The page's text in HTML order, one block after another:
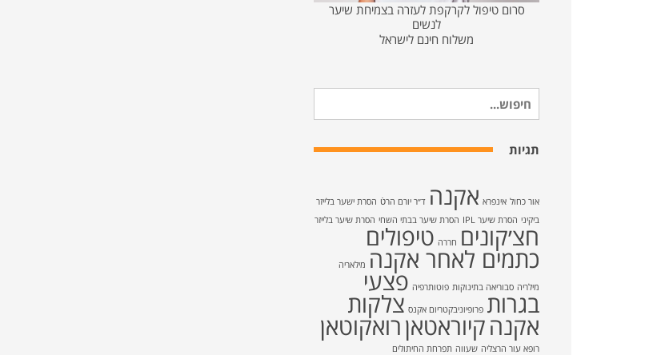
סרום טיפול לקרקפת לעזרה בצמיחת שיער
לנשים
משלוח חינם לישראל
עבור:
תגיות
אור כחול אינפרא אקנה ד״ר יורם הרטֿ הסרת ישער בלייזר
ביקיני הסרת שיער IPL הסרת שיער בבתי השחי הסרת שיער בלייזר
חצ׳קונים חררה טיפולים
כתמים לאחר אקנה מילאריה
מילריה סבוריאה בתינוקות פוטותרפיה פצעי
בגרות פרופיוניבקטריום אקנס צלקות
אקנהקיוראטאןרואקוטאן
רופא עור הרצליה שעווה תפרחת החיתולים